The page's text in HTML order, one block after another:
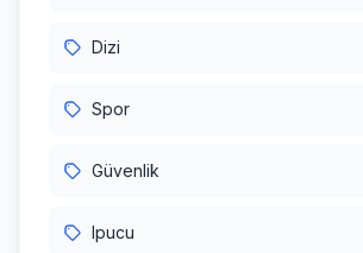
Dizi
Spor
Güvenlik
Ipucu